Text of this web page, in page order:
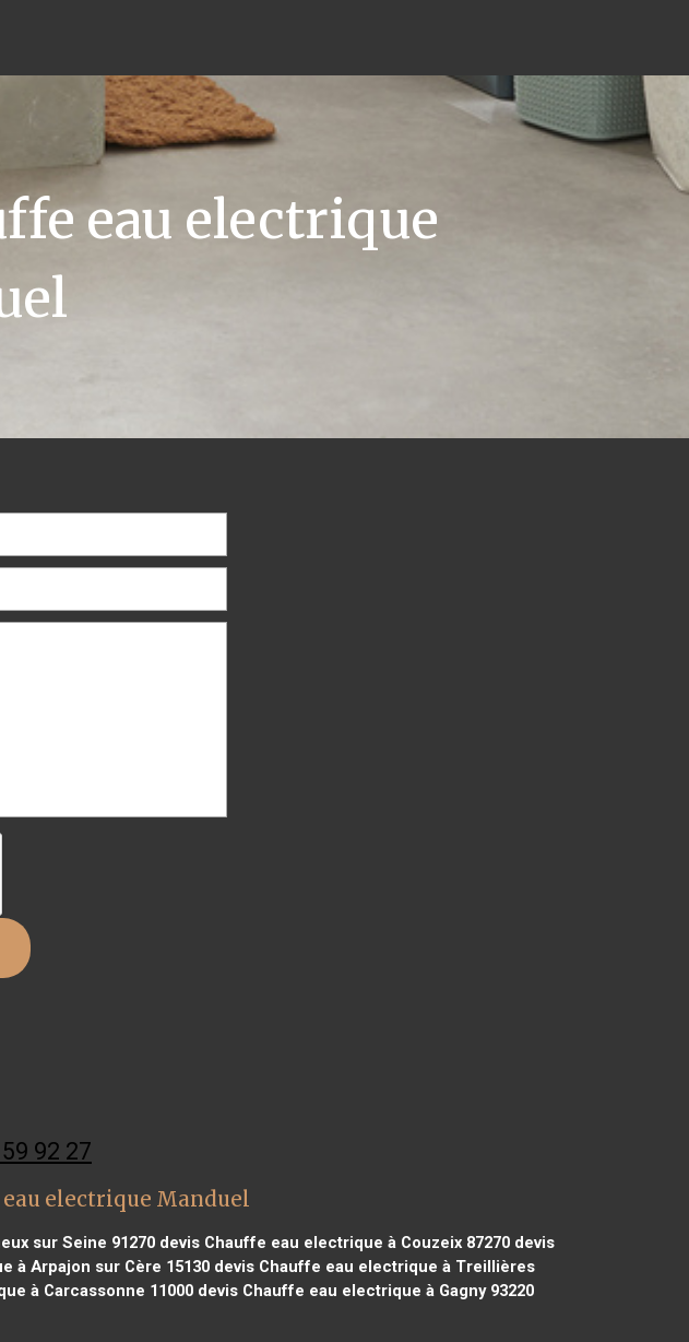
eau electrique
92 27
electrique Manduel
sur Seine 91270devis Chauffe eau electrique à Couzeix 87270devis
à Arpajon sur Cère 15130devis Chauffe eau electrique à Treillières
à Carcassonne 11000 devis Chauffe eau electrique à Gagny 93220